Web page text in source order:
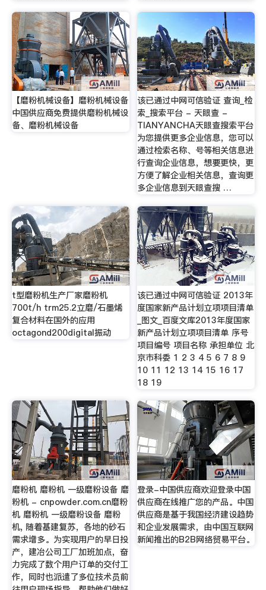
【磨粉机械设备】磨粉机械设备
中国供应商免费提供磨粉机械设
备、磨粉机械设备
该已通过中网可信验证 查询_检
索_搜索平台 - 天眼查 -
TIANYANCHA天眼查搜索平台
为您提供更多企业信息，您可以
通过检索名称、号等相关信息进
行查询企业信息，想要更快，更
方便了解企业相关信息，查询更
多企业信息到天眼查搜 …
t型磨粉机生产厂家磨粉机
700t/h trm25.2立磨/石墨烯
复合材料在国外的应用
octagond200digital振动
该已通过中网可信验证 2013年
度国家新产品计划立项项目清单
_图文_百度文库2013年度国家
新产品计划立项项目清单 序号
项目编号 项目名称 承担单位 北
京市科委 1 2 3 4 5 6 7 8 9
10 11 12 13 14 15 16 17
18 19
磨粉机 磨粉机 一级磨粉设备 磨
粉机 - cnpowder.com.cn磨粉
机 磨粉机 一级磨粉设备 磨粉
机, 随着基建复苏，各地的砂石
需求增多。为实现用户的早日投
产，建冶公司工厂加班加点，奋
力完成了数个用户订单的交付工
作，同时也派遣了多位技术员前
登录-中国供应商欢迎登录中国
供应商在线推广您的产品。中国
供应商是基于我国经济建设趋势
和企业发展需求，由中国互联网
新闻推出的B2B网络贸易平台。